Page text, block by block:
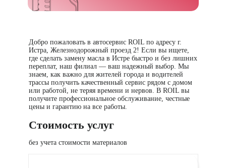
Добро пожаловать в автосервис ROIL по адресу г.
Истра, Железнодорожный проезд 2! Если вы ищете,
где сделать замену масла в Истре быстро и без лишних
переплат, наш филиал — ваш надежный выбор. Мы
знаем, как важно для жителей города и водителей
трассы получить качественный сервис рядом с домом
или работой, не теряя времени и нервов. В ROIL вы
получите профессиональное обслуживание, честные
цены и гарантию на все работы.
Стоимость услуг
без учета стоимости материалов